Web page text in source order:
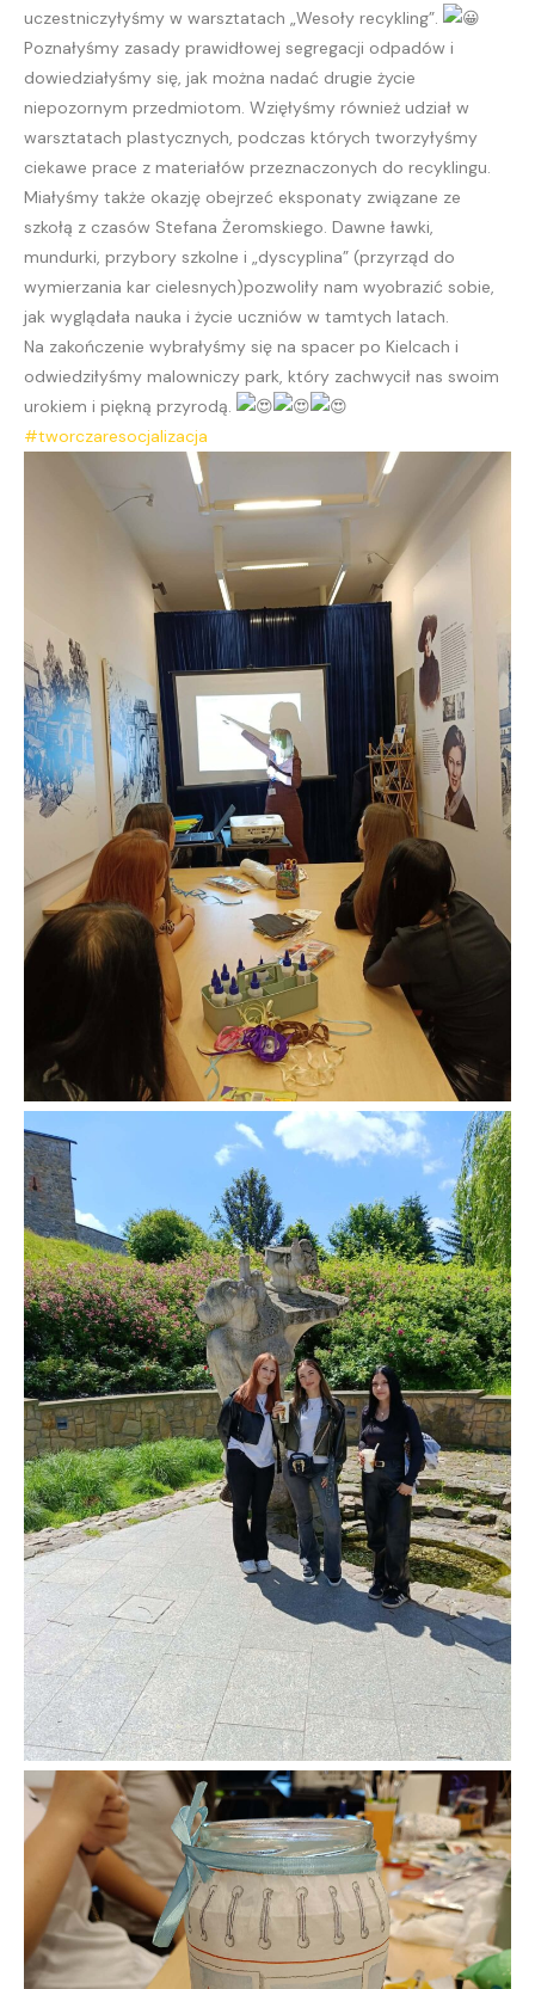
uczestniczyłyśmy w warsztatach „Wesoły recykling”.
Poznałyśmy zasady prawidłowej segregacji odpadów i
dowiedziałyśmy się, jak można nadać drugie życie
niepozornym przedmiotom. Wzięłyśmy również udział w
warsztatach plastycznych, podczas których tworzyłyśmy
ciekawe prace z materiałów przeznaczonych do recyklingu.
Miałyśmy także okazję obejrzeć eksponaty związane ze
szkołą z czasów Stefana Żeromskiego. Dawne ławki,
mundurki, przybory szkolne i „dyscyplina” (przyrząd do
wymierzania kar cielesnych)pozwoliły nam wyobrazić sobie,
jak wyglądała nauka i życie uczniów w tamtych latach.
Na zakończenie wybrałyśmy się na spacer po Kielcach i
odwiedziłyśmy malowniczy park, który zachwycił nas swoim
urokiem i piękną przyrodą.
#tworczaresocjalizacja